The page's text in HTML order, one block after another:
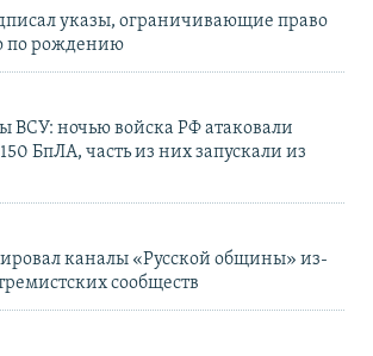
указы, ограничивающие право
по рождению
ВСУ: ночью войска РФ атаковали
БпЛА, часть из них запускали из
каналы «Русской общины» из-
сообществ